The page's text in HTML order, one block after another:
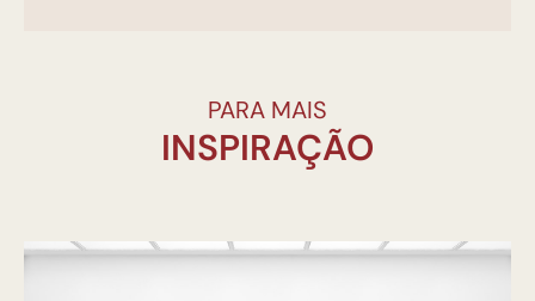
PARA MAIS
INSPIRAÇÃO